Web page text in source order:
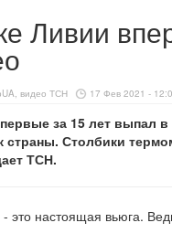
Ливии
видео ТСН 17 Фев 2021 -
за 15 лет выпал
страны. Столбики
ТСН.
это настоящая вьюга.